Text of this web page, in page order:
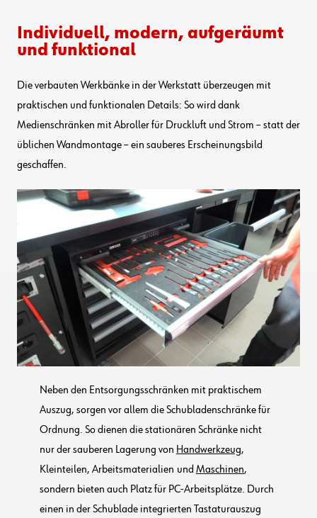
Individuell, modern, aufgeräumt
und funktional
Die verbauten Werkbänke in der Werkstatt überzeugen mit
praktischen und funktionalen Details: So wird dank
Medienschränken mit Abroller für Druckluft und Strom – statt der
üblichen Wandmontage – ein sauberes Erscheinungsbild
geschaffen.
Neben den Entsorgungsschränken mit praktischem
Auszug, sorgen vor allem die Schubladenschränke für
Ordnung. So dienen die stationären Schränke nicht
nur der sauberen Lagerung von Handwerkzeug,
Kleinteilen, Arbeitsmaterialien und Maschinen,
sondern bieten auch Platz für PC-Arbeitsplätze. Durch
einen in der Schublade integrierten Tastaturauszug